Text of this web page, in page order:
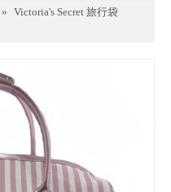
» Victoria's Secret 旅行袋